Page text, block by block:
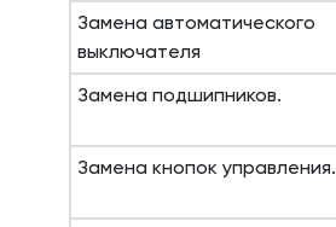
Замена автоматического
выключателя
Замена подшипников.
Замена кнопок управления.